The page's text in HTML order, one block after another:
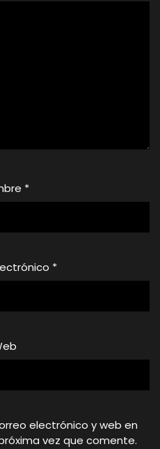
*
*
electrónico y web en
vez que comente.